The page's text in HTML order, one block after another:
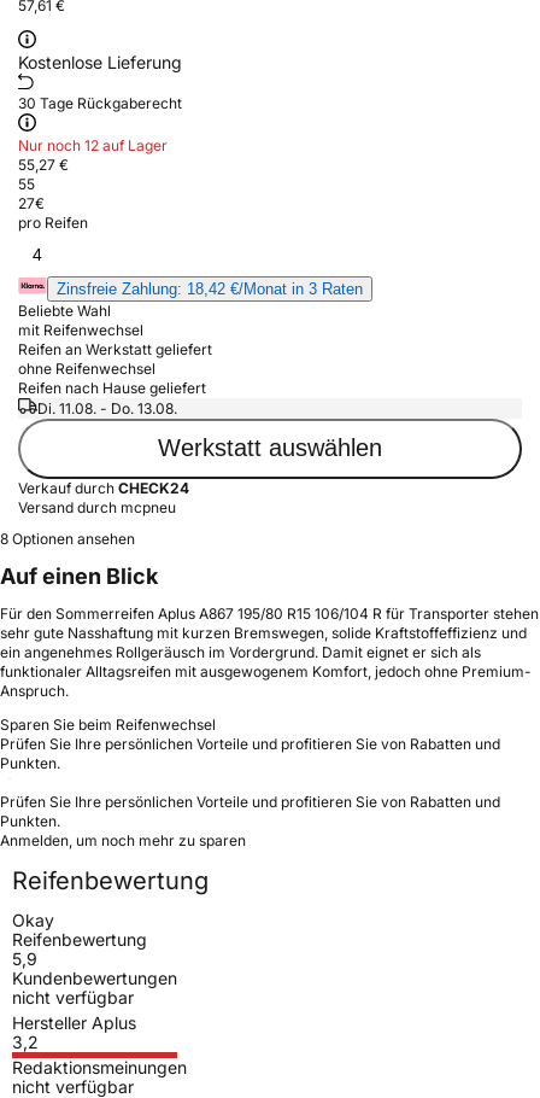
57,61 €
Kostenlose Lieferung
30 Tage Rückgaberecht
Nur noch 12 auf Lager
55,27 €
55
27€
pro Reifen
4
Zinsfreie Zahlung: 18,42 €/Monat in 3 Raten
Beliebte Wahl
mit Reifenwechsel
Reifen an Werkstatt geliefert
ohne Reifenwechsel
Reifen nach Hause geliefert
Di. 11.08. - Do. 13.08.
Werkstatt auswählen
Verkauf durch CHECK24
Versand durch mcpneu
8 Optionen ansehen
Auf einen Blick
Für den Sommerreifen Aplus A867 195/80 R15 106/104 R für Transporter stehen
sehr gute Nasshaftung mit kurzen Bremswegen, solide Kraftstoffeffizienz und
ein angenehmes Rollgeräusch im Vordergrund. Damit eignet er sich als
funktionaler Alltagsreifen mit ausgewogenem Komfort, jedoch ohne Premium-
Anspruch.
Sparen Sie beim Reifenwechsel
Prüfen Sie Ihre persönlichen Vorteile und profitieren Sie von Rabatten und
Punkten.
Prüfen Sie Ihre persönlichen Vorteile und profitieren Sie von Rabatten und
Punkten.
Anmelden, um noch mehr zu sparen
Reifenbewertung
Okay
Reifenbewertung
5,9
Kundenbewertungen
nicht verfügbar
Hersteller Aplus
3,2
Redaktionsmeinungen
nicht verfügbar